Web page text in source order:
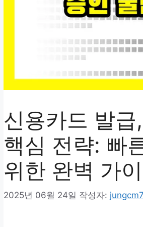
신용카드 발급
핵심 전략: 빠
위한 완벽 가
2025년 06월 24일 작성자: